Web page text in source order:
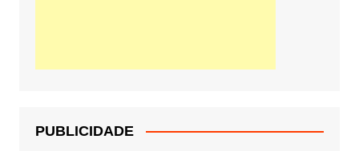
PUBLICIDADE